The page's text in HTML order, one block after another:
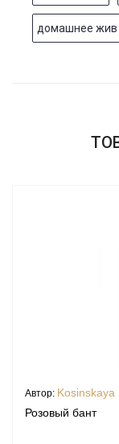
домашнее жив
Автор: Kosinskaya
Розовый бант